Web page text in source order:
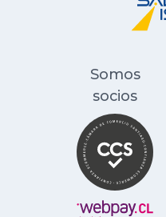
Somos
socios